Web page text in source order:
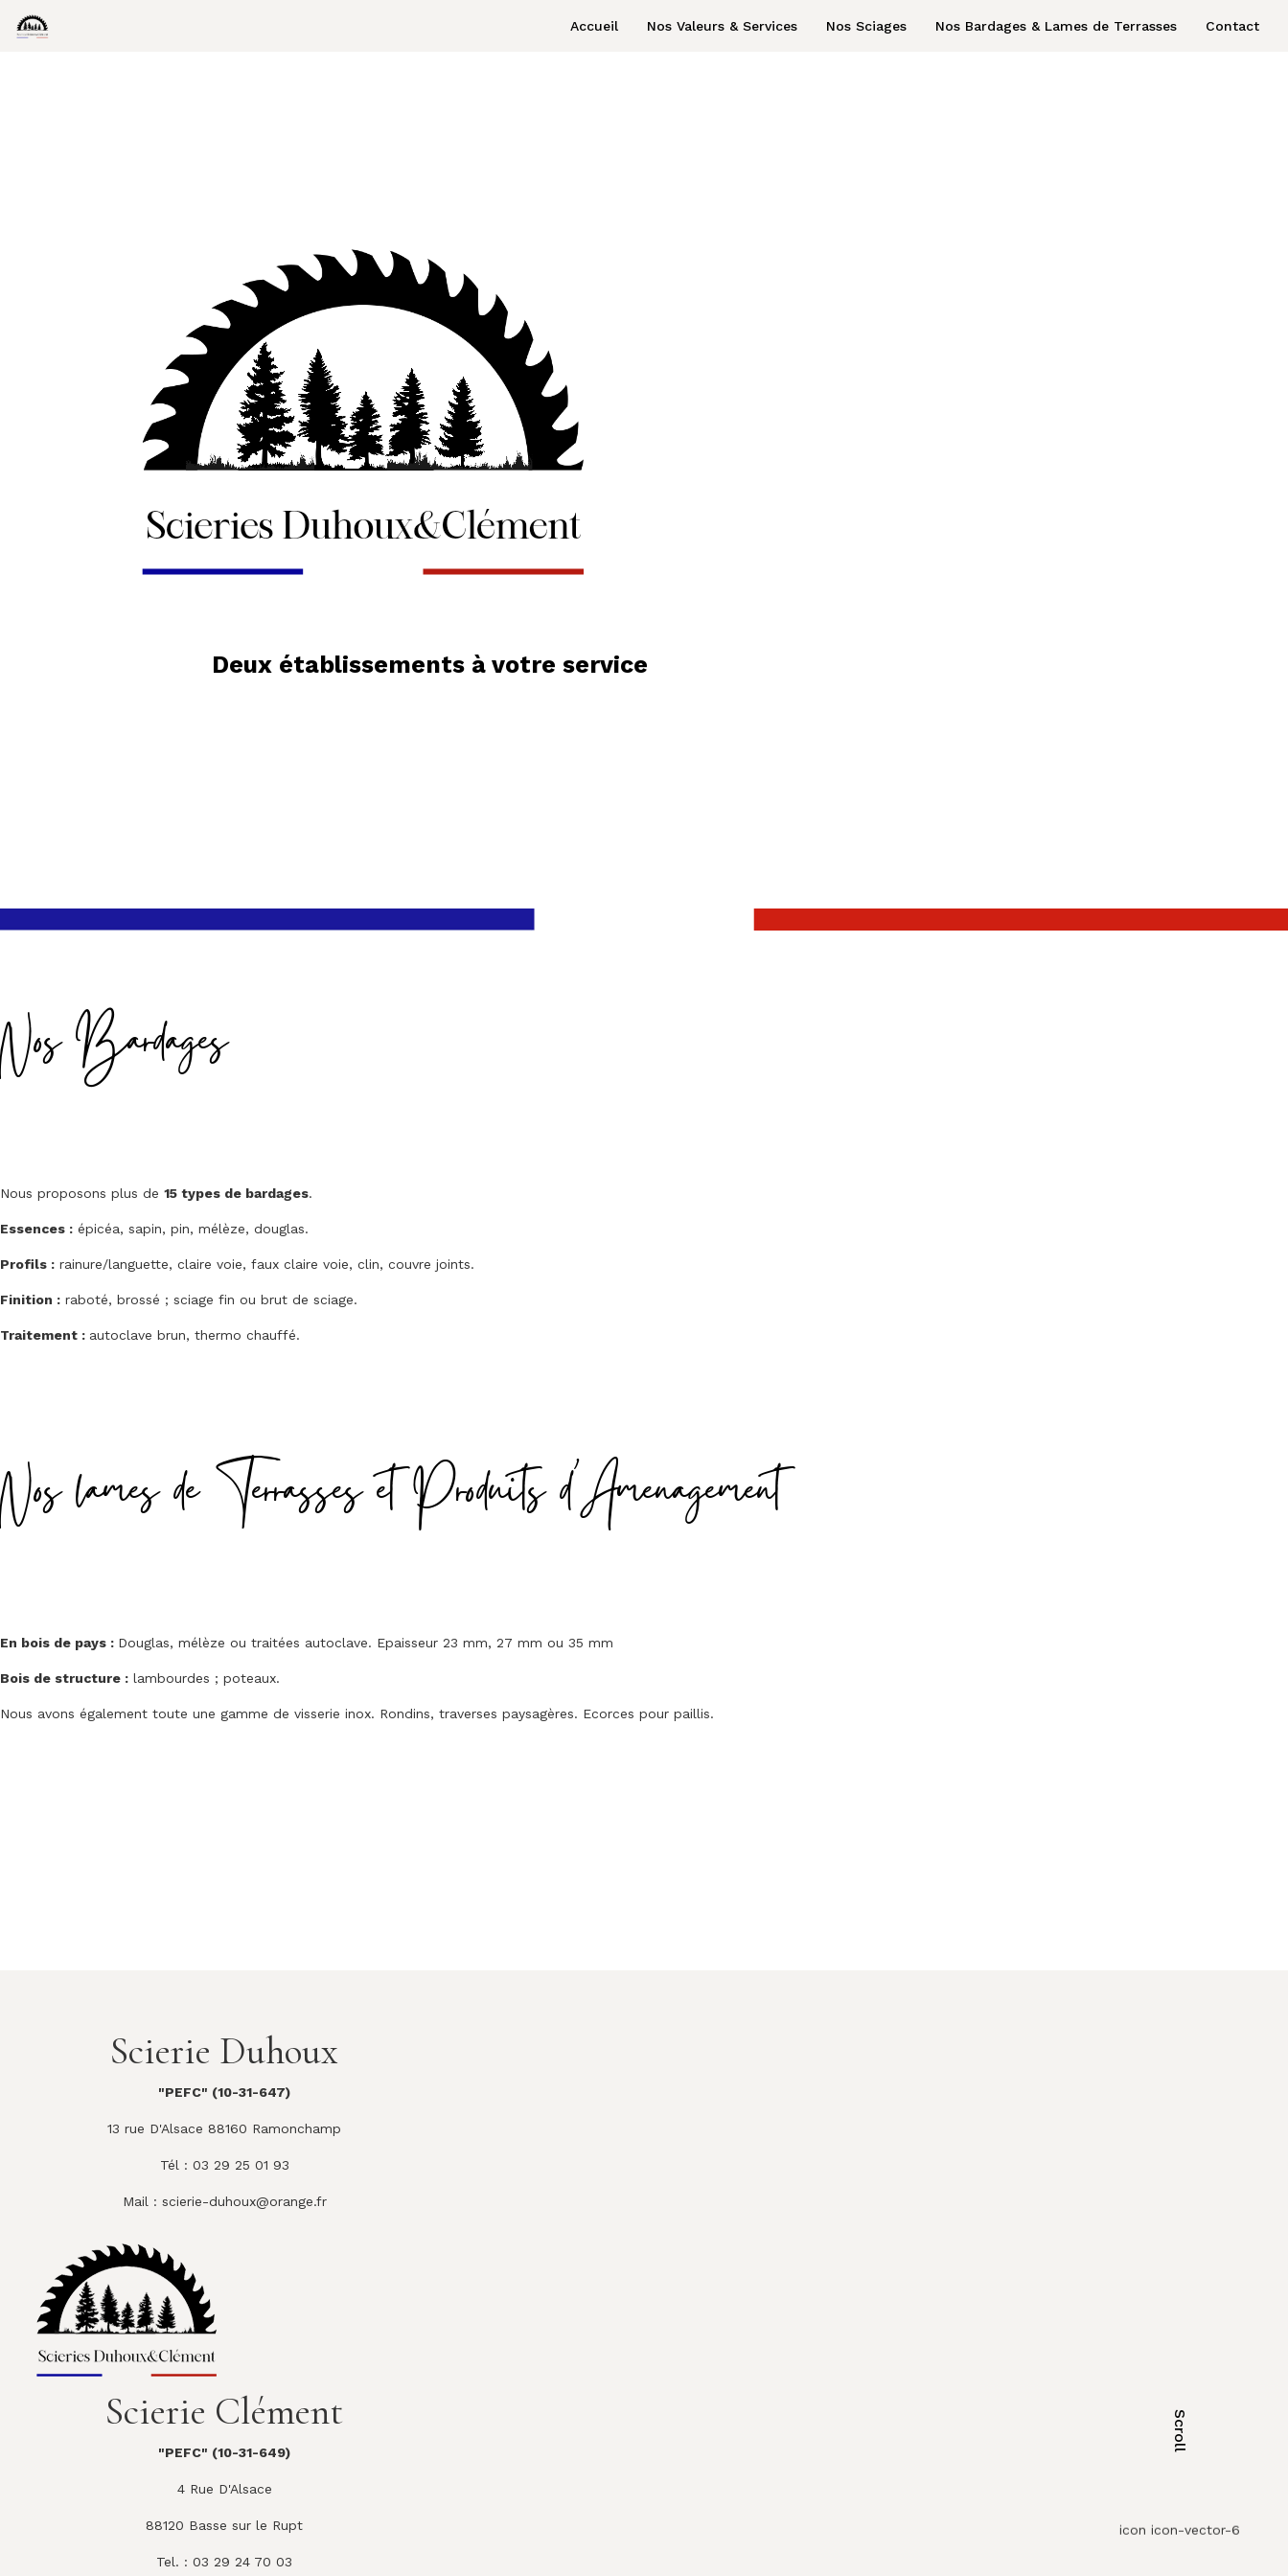
Accueil Nos Valeurs & Services Nos Sciages Nos Bardages & Lames de Terrasses Contact
Deux établissements à votre service
Scroll
icon icon-vector-6
Nos Bardages
Nous proposons plus de 15 types de bardages.
Essences : épicéa, sapin, pin, mélèze, douglas.
Profils : rainure/languette, claire voie, faux claire voie, clin, couvre joints.
Finition : raboté, brossé ; sciage fin ou brut de sciage.
Traitement : autoclave brun, thermo chauffé.
Nos lames de Terrasses et Produits d'Amenagement
En bois de pays : Douglas, mélèze ou traitées autoclave. Epaisseur 23 mm, 27 mm ou 35 mm
Bois de structure : lambourdes ; poteaux.
Nous avons également toute une gamme de visserie inox. Rondins, traverses paysagères. Ecorces pour paillis.
Scierie Duhoux
"PEFC" (10-31-647)
13 rue D'Alsace 88160 Ramonchamp
Tél : 03 29 25 01 93
Mail : scierie-duhoux@orange.fr
Scierie Clément
"PEFC" (10-31-649)
4 Rue D'Alsace
88120 Basse sur le Rupt
Tel. : 03 29 24 70 03